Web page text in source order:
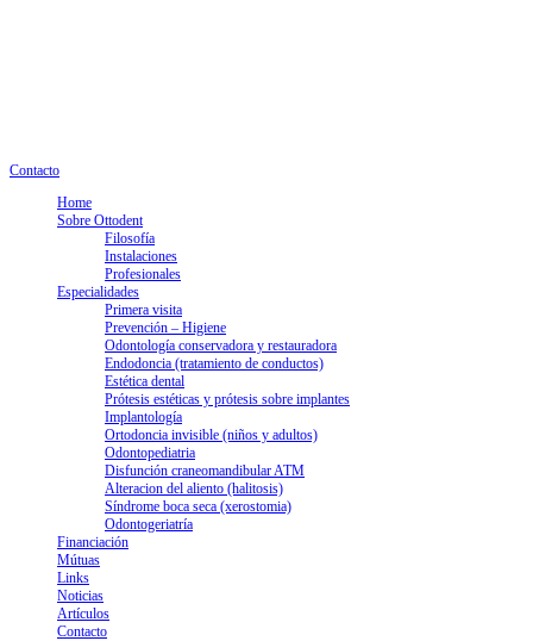
Contacto
Home
Sobre Ottodent
Filosofía
Instalaciones
Profesionales
Especialidades
Primera visita
Prevención – Higiene
Odontología conservadora y restauradora
Endodoncia (tratamiento de conductos)
Estética dental
Prótesis estéticas y prótesis sobre implantes
Implantología
Ortodoncia invisible (niños y adultos)
Odontopediatria
Disfunción craneomandibular ATM
Alteracion del aliento (halitosis)
Síndrome boca seca (xerostomia)
Odontogeriatría
Financiación
Mútuas
Links
Noticias
Artículos
Contacto